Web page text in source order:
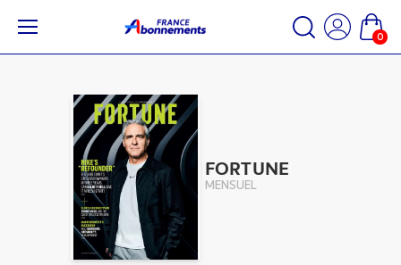
0
FORTUNE
MENSUEL